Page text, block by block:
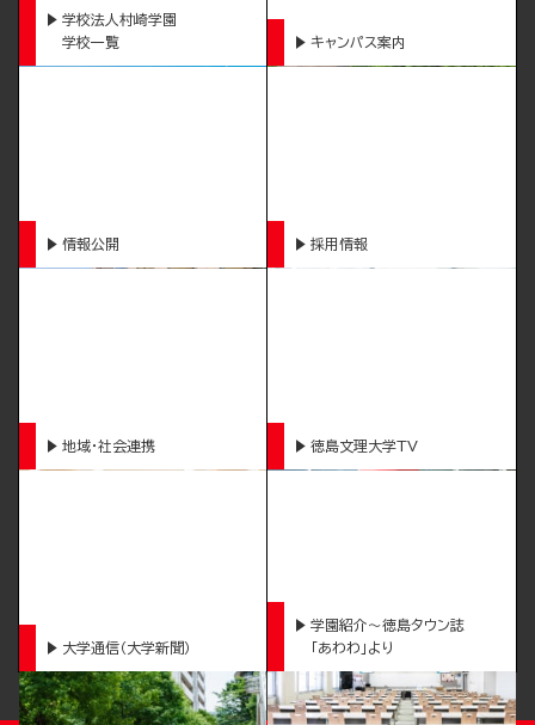
学校法人村崎学園
学校一覧
キャンパス案内
情報公開 採用情報
地域・社会連携 徳島文理大学TV
大学通信（大学新聞）
学園紹介～徳島タウン誌
「あわわ」より